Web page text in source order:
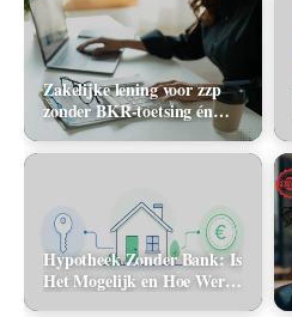
Zakelijke lening voor zzp
zonder BKR-toetsing én
zonder jaarcijfers: kan het
in 2026?
Hypotheek Zonder Bank: Is
Het Mogelijk en Hoe Werkt